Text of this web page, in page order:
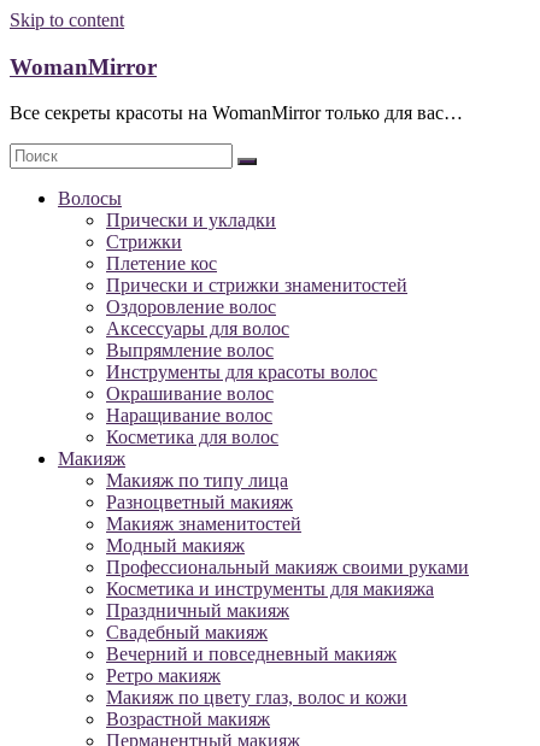
Skip to content
WomanMirror
Все секреты красоты на WomanMirror только для вас…
Волосы
Прически и укладки
Стрижки
Плетение кос
Прически и стрижки знаменитостей
Оздоровление волос
Аксессуары для волос
Выпрямление волос
Инструменты для красоты волос
Окрашивание волос
Наращивание волос
Косметика для волос
Макияж
Макияж по типу лица
Разноцветный макияж
Макияж знаменитостей
Модный макияж
Профессиональный макияж своими руками
Косметика и инструменты для макияжа
Праздничный макияж
Свадебный макияж
Вечерний и повседневный макияж
Ретро макияж
Макияж по цвету глаз, волос и кожи
Возрастной макияж
Перманентный макияж